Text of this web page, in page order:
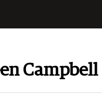
Campbell